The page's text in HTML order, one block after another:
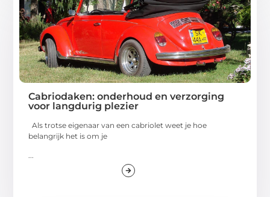
Cabriodaken: onderhoud en verzorging
voor langdurig plezier
Als trotse eigenaar van een cabriolet weet je hoe
belangrijk het is om je
...